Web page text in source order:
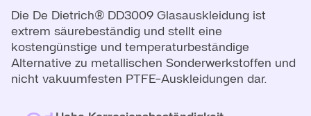
Die De Dietrich® DD3009 Glasauskleidung ist
extrem säurebeständig und stellt eine
kostengünstige und temperaturbeständige
Alternative zu metallischen Sonderwerkstoffen und
nicht vakuumfesten PTFE-Auskleidungen dar.